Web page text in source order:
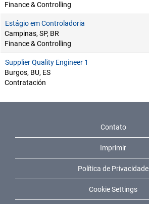
Finance & Controlling
Estágio em Controladoria
Campinas, SP, BR
Finance & Controlling
Supplier Quality Engineer 1
Burgos, BU, ES
Contratación
Contato
Imprimir
Política de Privacidade
Cookie Settings